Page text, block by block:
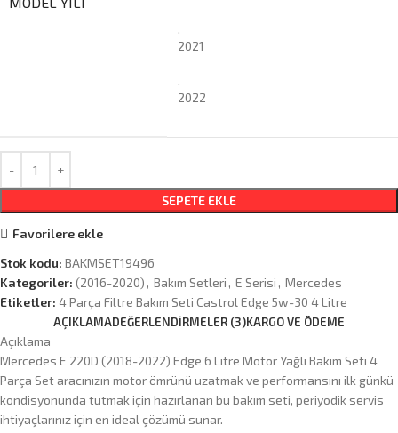
,
2021
,
2022
SEPETE EKLE
Favorilere ekle
Stok kodu: BAKMSET19496
Kategoriler: (2016-2020) , Bakım Setleri , E Serisi , Mercedes
Etiketler: 4 Parça Filtre Bakım Seti Castrol Edge 5w-30 4 Litre
AÇIKLAMADEĞERLENDIRMELER (3)KARGO VE ÖDEME
Açıklama
Mercedes E 220D (2018-2022) Edge 6 Litre Motor Yağlı Bakım Seti 4
Parça Set aracınızın motor ömrünü uzatmak ve performansını ilk günkü
kondisyonunda tutmak için hazırlanan bu bakım seti, periyodik servis
ihtiyaçlarınız için en ideal çözümü sunar.